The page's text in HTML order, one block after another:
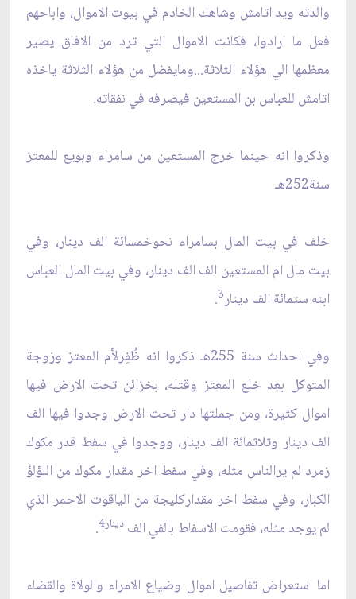
والدته ويد اتامش وشاهك الخادم في بيوت الاموال، واباحهم
فعل ما ارادوا، فكانت الاموال التي ترد من الافاق يصير
معظمها الي هؤلاء الثلاثة...ومايفضل من هؤلاء الثلاثة ياخذه
اتامش للعباس بن المستعين فيصرفه في نفقاته.
وذكروا انه حينما خرج المستعين من سامراء وبويع للمعتز
سنة252هـ
خلف في بيت المال بسامراء نحوخمسائة الف دينار، وفي
بيت مال ام المستعين الف الف دينار، وفي بيت المال العباس
ابنه ستمائة الف دينار3
.
وفي احداث سنة 255هـ ذكروا انه ظُفِرلأم المعتز وزوجة
المتوكل بعد خلع المعتز وقتله، بخزائن تحت الارض فيها
اموال كثيرة، ومن جملتها دار تحت الارض وجدوا فيها الف
الف دينار وثلاثمائة الف دينار، ووجدوا في سفط قدر مكوك
زمرد لم يرالناس مثله، وفي سفط اخر مقدار مكوك من اللؤلؤ
الكبار، وفي سفط اخر مقداركليجة من الياقوت الاحمر الذي
لم يوجد مثله، فقومت الاسفاط بالفي الف دينار4 .
اما استعراض تفاصيل اموال وضياع الامراء والولاة والقضاء